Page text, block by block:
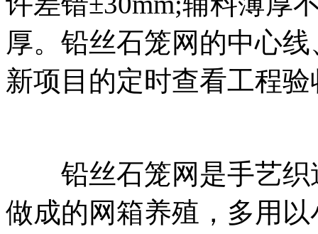
厚。铅丝石笼网的中心
新项目的定时查看工程验
铅丝石笼网是手艺织
做成的网箱养殖，多用